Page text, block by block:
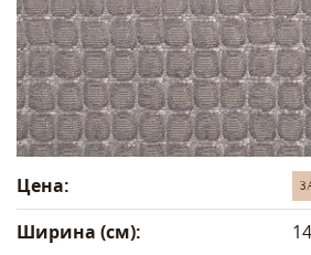
Цена:
Ширина (см):